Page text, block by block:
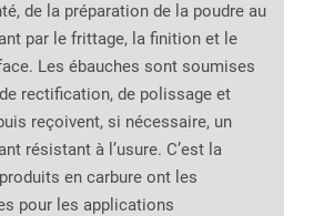
de la préparation de la poudre au
par le frittage, la finition et le
Les ébauches sont soumises
rectification, de polissage et
reçoivent, si nécessaire, un
résistant à l’usure. C’est la
en carbure ont les
pour les applications